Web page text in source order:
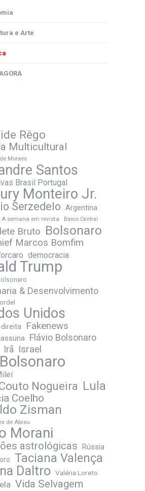
e Arte
Rêgo
Multicultural
Moraes
Santos
Brasil Portugal
Monteiro Jr.
Serzedelo Argentina
A semana em revista Banco Central
Bruto Bolsonaro
Marcos Bomfim
democracia
Trump
& Desenvolvimento
Unidos
Fakenews
Flávio Bolsonaro
Irã Israel
Nogueira Lula
Coelho
Zisman
de Abreu
Morani
astrológicas Rússia
Taciana Valença
Daltro Valéria Loreto
Vida Selvagem